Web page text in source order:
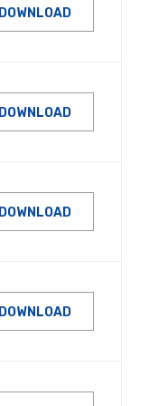
DOWNLOAD
DOWNLOAD
DOWNLOAD
DOWNLOAD